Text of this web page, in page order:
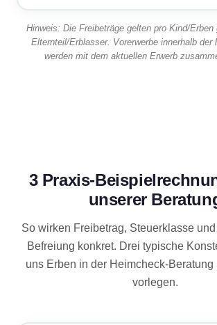
Hinweis: Die Freibeträge gelten pro Kind/Erben
Elternteil/Erblasser. Vorerwerbe innerhalb der
werden mit dem aktuellen Erwerb
3 Praxis-
unserer
So wirken Freibetrag, Steuerklasse
Befreiung konkret. Drei typische
uns Erben in der Heimcheck-Beratung
vorlegen.